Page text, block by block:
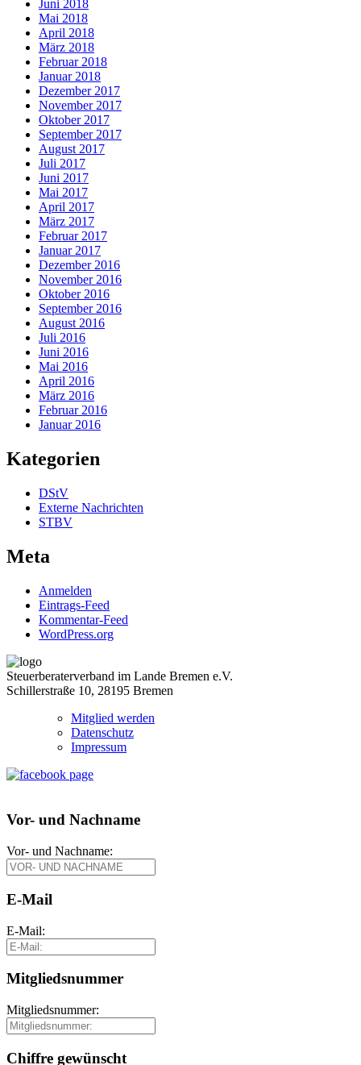
Juni 2018
Mai 2018
April 2018
März 2018
Februar 2018
Januar 2018
Dezember 2017
November 2017
Oktober 2017
September 2017
August 2017
Juli 2017
Juni 2017
Mai 2017
April 2017
März 2017
Februar 2017
Januar 2017
Dezember 2016
November 2016
Oktober 2016
September 2016
August 2016
Juli 2016
Juni 2016
Mai 2016
April 2016
März 2016
Februar 2016
Januar 2016
Kategorien
DStV
Externe Nachrichten
STBV
Meta
Anmelden
Eintrags-Feed
Kommentar-Feed
WordPress.org
Steuerberaterverband im Lande Bremen e.V.
Schillerstraße 10, 28195 Bremen
Mitglied werden
Datenschutz
Impressum
Vor- und Nachname
Vor- und Nachname:
E-Mail
E-Mail:
Mitgliedsnummer
Mitgliedsnummer:
Chiffre gewünscht